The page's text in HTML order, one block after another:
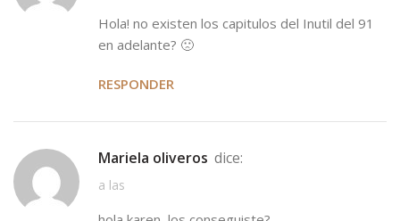
Hola! no existen los capitulos del Inutil del 91
en adelante? 🙁
RESPONDER
mariela oliveros dice:
a las